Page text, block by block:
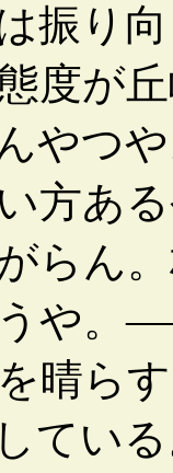
振り
度が
やつ
方あ
らん
や。
晴ら
てい